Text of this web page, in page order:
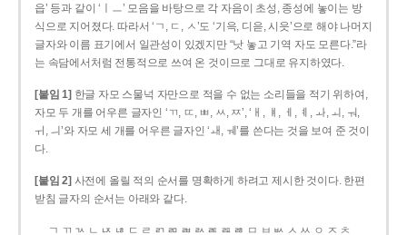
읍’ 등과 같이 ‘ㅣㅡ’ 모음을 바탕으로 각 자음이 초성, 종성에 놓이는 방
식으로 지어졌다. 따라서 ‘ㄱ, ㄷ, ㅅ’도 ‘기윽, 디읃, 시읏’으로 해야 나머지
글자와 이름 표기에서 일관성이 있겠지만 “낫 놓고 기역 자도 모른다.”라
는 속담에서처럼 전통적으로 쓰여 온 것이므로 그대로 유지하였다.
[붙임 1] 한글 자모 스물넉 자만으로 적을 수 없는 소리들을 적기 위하여,
자모 두 개를 어우른 글자인 ‘ㄲ, ㄸ, ㅃ, ㅆ, ㅉ’, ‘ㅐ, ㅒ, ㅔ, ㅖ, ㅘ, ㅚ, ㅝ,
ㅟ, ㅢ’와 자모 세 개를 어우른 글자인 ‘ㅙ, ㅞ’를 쓴다는 것을 보여 준 것이
다.
[붙임 2] 사전에 올릴 적의 순서를 명확하게 하려고 제시한 것이다. 한편
받침 글자의 순서는 아래와 같다.
ㄱ ㄲ ㄳ ㄴ ㄵ ㄶ ㄷ ㄹ ㄺ ㄻ ㄼ ㄽ ㄾ ㄿ ㅀ ㅁ ㅂ ㅄ ㅅ ㅆ ㅇ ㅈ ㅊ